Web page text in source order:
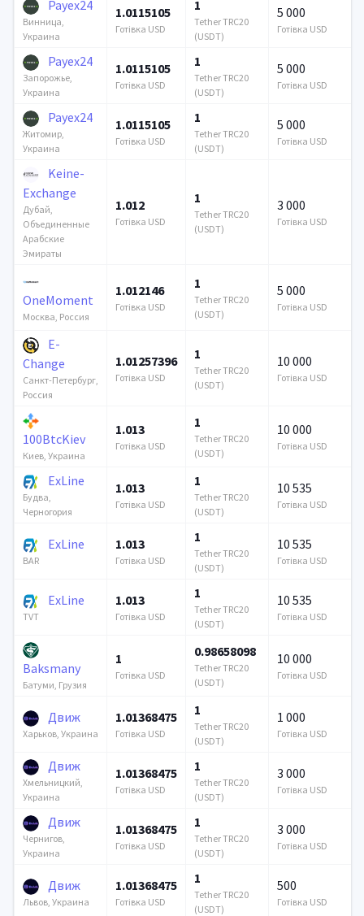
Payex24
Винница,
Украина
1.0115105
Готівка USD
1
Tether TRC20
(USDT)
5 000
Готівка USD
Payex24
Запорожье,
Украина
1.0115105
Готівка USD
1
Tether TRC20
(USDT)
5 000
Готівка USD
Payex24
Житомир,
Украина
1.0115105
Готівка USD
1
Tether TRC20
(USDT)
5 000
Готівка USD
Keine-
Exchange
Дубай,
Объединенные
Арабские
Эмираты
1.012
Готівка USD
1
Tether TRC20
(USDT)
3 000
Готівка USD
OneMoment
Москва, Россия
1.012146
Готівка USD
1
Tether TRC20
(USDT)
5 000
Готівка USD
E-
Change
Санкт-Петербург,
Россия
1.01257396
Готівка USD
1
Tether TRC20
(USDT)
10 000
Готівка USD
100BtcKiev
Киев, Украина
1.013
Готівка USD
1
Tether TRC20
(USDT)
10 000
Готівка USD
ExLine
Будва,
Черногория
1.013
Готівка USD
1
Tether TRC20
(USDT)
10 535
Готівка USD
ExLine
BAR
1.013
Готівка USD
1
Tether TRC20
(USDT)
10 535
Готівка USD
ExLine
TVT
1.013
Готівка USD
1
Tether TRC20
(USDT)
10 535
Готівка USD
Baksmany
Батуми, Грузия
1
Готівка USD
0.98658098
Tether TRC20
(USDT)
10 000
Готівка USD
Движ
Харьков, Украина
1.01368475
Готівка USD
1
Tether TRC20
(USDT)
1 000
Готівка USD
Движ
Хмельницкий,
Украина
1.01368475
Готівка USD
1
Tether TRC20
(USDT)
3 000
Готівка USD
Движ
Чернигов,
Украина
1.01368475
Готівка USD
1
Tether TRC20
(USDT)
3 000
Готівка USD
Движ
Львов, Украина
1.01368475
Готівка USD
1
Tether TRC20
(USDT)
500
Готівка USD